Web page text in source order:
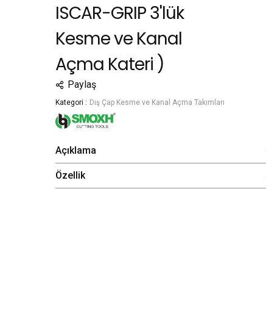
ISCAR-GRIP 3'lük
Kesme ve Kanal
Açma Kateri )
Paylaş
Kategori : Dış Çap Kesme ve Kanal Açma Takımları
Açıklama
Özellik